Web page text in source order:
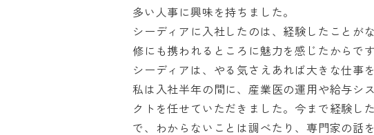
多い人事に興味を持ちました。
シーディアに入社したのは、経験したことが
修にも携われるところに魅力を感じたからです
シーディアは、やる気さえあれば大きな仕事
私は入社半年の間に、産業医の運用や給与シ
クトを任せていただきました。今まで経験し
で、わからないことは調べたり、専門家の話